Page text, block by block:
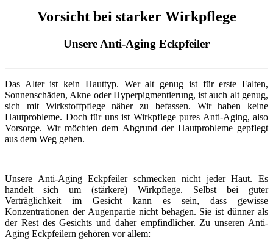
Vorsicht bei starker Wirkpflege
Unsere Anti-Aging Eckpfeiler
Das Alter ist kein Hauttyp. Wer alt genug ist für erste Falten,
Sonnenschäden, Akne oder Hyperpigmentierung, ist auch alt genug,
sich mit Wirkstoffpflege näher zu befassen. Wir haben keine
Hautprobleme. Doch für uns ist Wirkpflege pures Anti-Aging, also
Vorsorge. Wir möchten dem Abgrund der Hautprobleme gepflegt
aus dem Weg gehen.
Unsere Anti-Aging Eckpfeiler schmecken nicht jeder Haut. Es
handelt sich um (stärkere) Wirkpflege. Selbst bei guter
Verträglichkeit im Gesicht kann es sein, dass gewisse
Konzentrationen der Augenpartie nicht behagen. Sie ist dünner als
der Rest des Gesichts und daher empfindlicher. Zu unseren Anti-
Aging Eckpfeilern gehören vor allem: